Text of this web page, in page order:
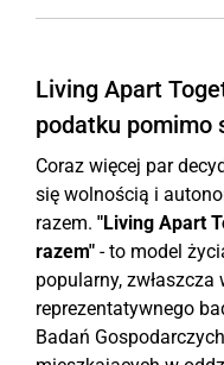
Living Apart
podatku pomimo
Coraz więcej par
się wolnością i
razem. "Living Apart
razem" - to model
popularny, zwłaszcza
reprezentatywnego
Badań